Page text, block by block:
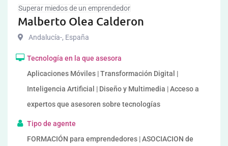
Superar miedos de un emprendedor
Malberto Olea Calderon
Andalucía-, España
Tecnología en la que asesora
Aplicaciones Móviles | Transformación Digital |
Inteligencia Artificial | Diseño y Multimedia | Acceso a
expertos que asesoren sobre tecnologías
Tipo de agente
FORMACIÓN para emprendedores | ASOCIACION de